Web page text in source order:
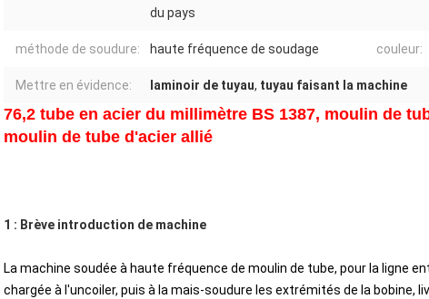
du pays
méthode de soudure: haute fréquence de soudage couleur:
Mettre en évidence: laminoir de tuyau, tuyau faisant la machine
76,2 tube en acier du millimètre BS 1387, moulin de
moulin de tube d'acier allié
1 : Brève introduction de machine
La machine soudée à haute fréquence de moulin de tube, pour la ligne
chargée à l'uncoiler, puis à la mais-soudure les extrémités de la bobine,